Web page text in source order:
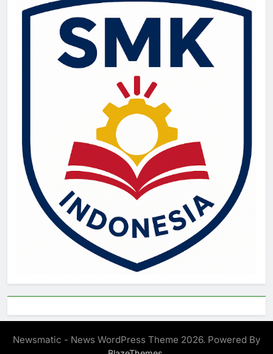
Newsmatic - News WordPress Theme 2026. Powered By